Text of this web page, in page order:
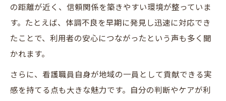
の距離が近く、信頼関係を築きやすい環境が整っていま
す。たとえば、体調不良を早期に発見し迅速に対応でき
たことで、利用者の安心につながったという声も多く聞
かれます。
さらに、看護職員自身が地域の一員として貢献できる実
感を持てる点も大きな魅力です。自分の判断やケアが利